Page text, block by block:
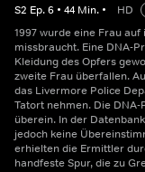
S2 Ep.6 • 44 Min. • HD
1997 wurde eine Frau
missbraucht. Eine DNA-
Kleidung des Opfers
zweite Frau überfallen.
das Livermore Police
Tatort nehmen. Die
überein. In der
jedoch keine
erhielten die Ermittler
handfeste Spur, die zu